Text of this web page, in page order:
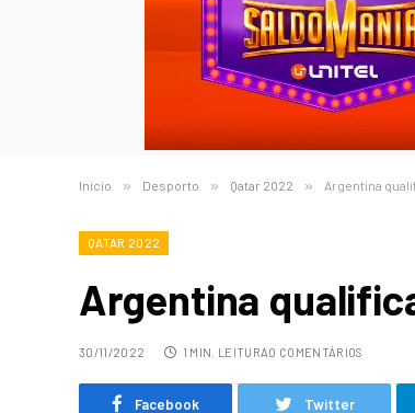
Início » Desporto » Qatar 2022 » Argentina
QATAR 2022
Argentina
30/11/2022 1 MIN. LEITURA0 COMENTÁRIOS
Facebook Twitter